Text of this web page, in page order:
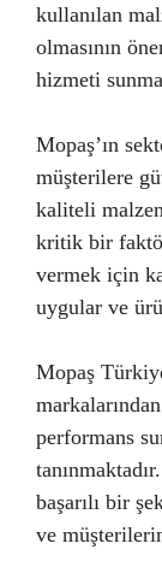
kullanılan
olmasının
hizmeti
Mopaş’ın
müşterilere
kaliteli
kritik bir
vermek için
uygular ve
Mopaş
performans
başarılı bir
ve